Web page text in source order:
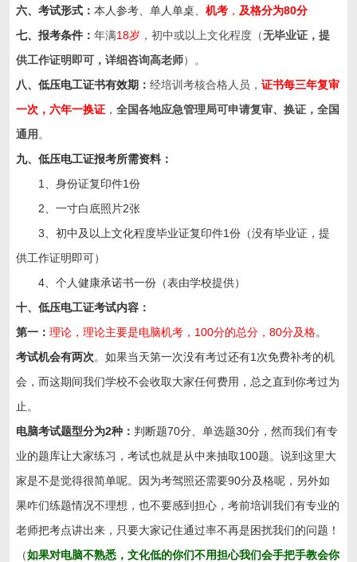
六、考试形式：本人参考、单人单桌、机考 ， 及格分为80分
七、报考条件：年满18岁 ，初中或以上文化程度（无毕业证，提
供工作证明即可，详细咨询高老师）。
八、低压电工证书有效期：经培训考核合格人员，证书每三年复审
一次，六年一换证 ，全国各地应急管理局可申请复审、换证，全国
通用 。
九、低压电工证报考所需资料：
1、身份证复印件1份
2、一寸白底照片2张
3、初中及以上文化程度毕业证复印件1份（没有毕业证，提
供工作证明即可）
4、个人健康承诺书一份（表由学校提供）
十、低压电工证考试内容：
第一：理论，理论主要是电脑机考，100分的总分，80分及格。
考试机会有两次。如果当天第一次没有考过还有1次免费补考的机
会，而这期间我们学校不会收取大家任何费用，总之直到你考过为
止。
电脑考试题型分为2种： 判断题70分、单选题30分，然而我们有专
业的题库让大家练习，考试也就是从中来抽取100题。说到这里大
家是不是觉得很简单呢。因为考驾照还需要90分及格呢，另外如
果咋们练题情况不理想，也不要感到担心，考前培训我们有专业的
老师把考点讲出来，只要大家记住通过率不再是困扰我们的问题！
（如果对电脑不熟悉，文化低的你们不用担心我们会手把手教会你